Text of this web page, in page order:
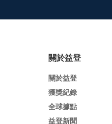
關於益登
關於益登
獲獎紀錄
全球據點
益登新聞